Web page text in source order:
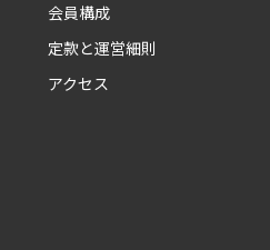
会員構成
定款と運営細則
アクセス